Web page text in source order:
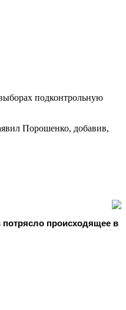
подконтрольную
Порошенко, добавив,
потрясло происходящее в